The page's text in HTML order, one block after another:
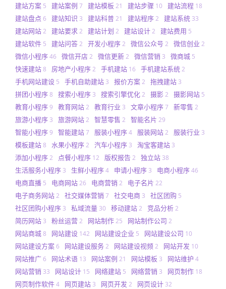
建站方案 5 建站案例 7 建站模板 21 建站步骤 10 建站流程 18
建站盘点 6 建站知识 3 建站科普21 建站程序2 建站系统 33
建站网站2 建站要求2 建站计划 2 建站设计2 建站费用 5
建站软件 5 建站问答2 开发小程序2 微信公众号 2 微信创业 2
微信小程序46 微信开店2 微信更新2 微信营销 3 微商城 5
快速建站8 房地产小程序2 手机建站 16 手机建站系统2
手机网站建设 5 手机自助建站 3 报价方案2 拖拽建站 3
拼团小程序8 搜索小程序 3 搜索引擎优化2 摄影2 摄影网站 5
教育小程序9 教育网站2 教育行业 3 文章小程序7 新零售 2
旅游小程序 3 旅游网站2 智慧零售 2 智能名片 29
智能小程序9 智能建站7 服装小程序4 服装网站2 服装行业 3
模板建站8 水果小程序2 汽车小程序 3 淘宝客建站 3
添加小程序2 点餐小程序 12 版权报告2 独立站 38
生活服务小程序 3 生鲜小程序4 申请小程序 3 电商小程序46
电商直播 5 电商网站26 电商营销 2 电子名片 22
电子商务网站2 社交媒体营销 7 社交电商 3 社区团购 5
社区团购小程序 3 私域流量 30 移动建站2 竞品分析2
简历网站 3 粉丝运营2 网站制作25 网站制作公司 2
网站商城8 网站建设 142 网站建设企业 5 网站建设公司 10
网站建设方案6 网站建设服务2 网站建设视频2 网站开发 10
网站推广6 网站术语 13 网站案例 21 网站模板 3 网站维护 4
网站营销 33 网站设计 15 网络建站 5 网络营销 3 网页制作 18
网页制作软件4 网页建站 3 网页开发 2 网页设计 32